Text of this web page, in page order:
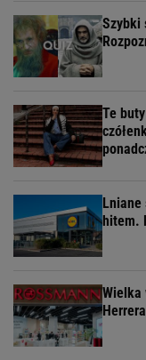
Szybki
Te
Lniane
hitem.
Wielka